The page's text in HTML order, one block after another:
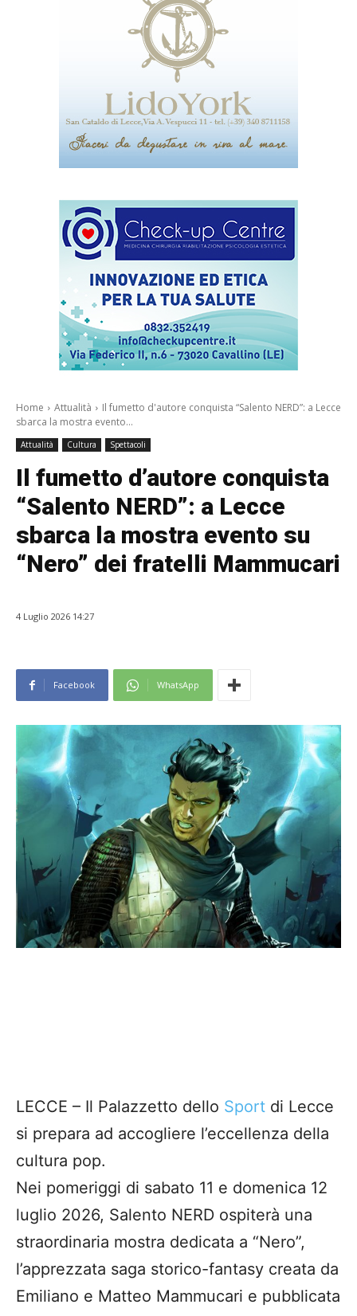
Home Attualità
Il fumetto d'autore conquista “Salento NERD”: a Lecce
sbarca la mostra evento...
Attualità Cultura Spettacoli
Il fumetto d’autore conquista
“Salento NERD”: a Lecce
sbarca la mostra evento su
“Nero” dei fratelli Mammucari
4 Luglio 2026 14:27
Facebook WhatsApp
LECCE – Il Palazzetto dello Sport di Lecce
si prepara ad accogliere l’eccellenza della
cultura pop.
Nei pomeriggi di sabato 11 e domenica 12
luglio 2026, Salento NERD ospiterà una
straordinaria mostra dedicata a “Nero”,
l’apprezzata saga storico-fantasy creata da
Emiliano e Matteo Mammucari e pubblicata